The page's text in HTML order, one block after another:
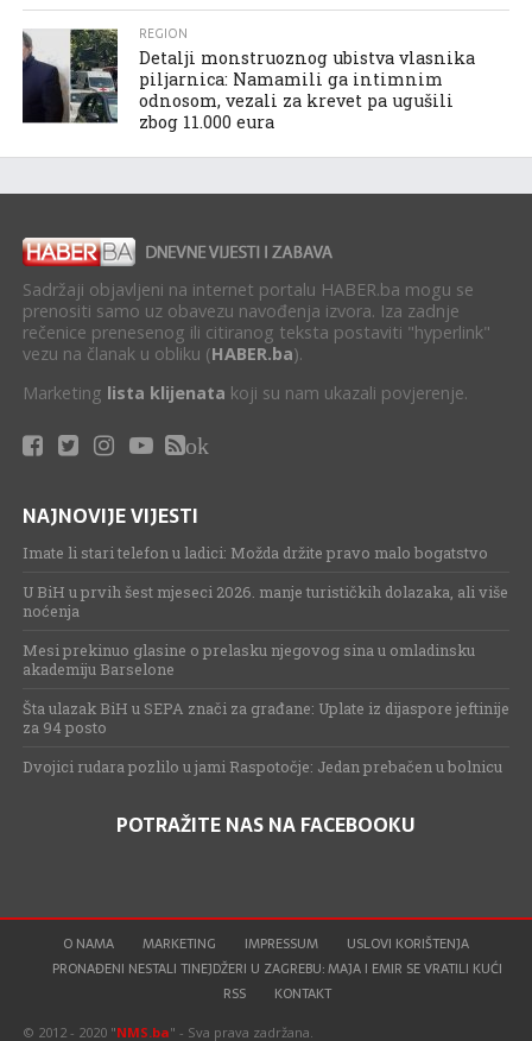
REGION
Detalji monstruoznog ubistva vlasnika
piljarnica: Namamili ga intimnim
odnosom, vezali za krevet pa ugušili
zbog 11.000 eura
Sadržaji objavljeni na internet portalu HABER.ba mogu se
prenositi samo uz obavezu navođenja izvora. Iza zadnje
rečenice prenesenog ili citiranog teksta postaviti "hyperlink"
vezu na članak u obliku (HABER.ba).
Marketing lista klijenata koji su nam ukazali povjerenje.
ok
NAJNOVIJE VIJESTI
Imate li stari telefon u ladici: Možda držite pravo malo bogatstvo
U BiH u prvih šest mjeseci 2026. manje turističkih dolazaka, ali više
noćenja
Mesi prekinuo glasine o prelasku njegovog sina u omladinsku
akademiju Barselone
Šta ulazak BiH u SEPA znači za građane: Uplate iz dijaspore jeftinije
za 94 posto
Dvojici rudara pozlilo u jami Raspotočje: Jedan prebačen u bolnicu
POTRAŽITE NAS NA FACEBOOKU
O NAMA MARKETING IMPRESSUM
USLOVI KORIŠTENJA
PRONAĐENI NESTALI TINEJDŽERI U ZAGREBU: MAJA I EMIR SE VRATILI KUĆI
RSS
KONTAKT
© 2012 - 2020 "NMS.ba" - Sva prava zadržana.